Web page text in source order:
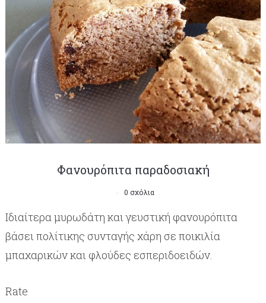
Φανουρόπιτα παραδοσιακή
0 σχόλια
Ιδιαίτερα μυρωδάτη και γευστική φανουρόπιτα
βάσει πολίτικης συνταγής χάρη σε ποικιλία
μπαχαρικών και φλούδες εσπεριδοειδών.
Rate